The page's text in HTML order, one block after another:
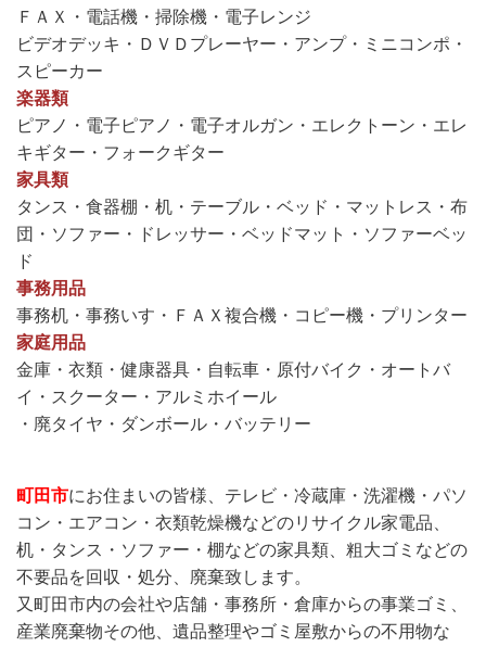
ＦＡＸ・電話機・掃除機・電子レンジ
ビデオデッキ・ＤＶＤプレーヤー・アンプ・ミニコンポ・
スピーカー
楽器類
ピアノ・電子ピアノ・電子オルガン・エレクトーン・エレ
キギター・フォークギター
家具類
タンス・食器棚・机・テーブル・ベッド・マットレス・布
団・ソファー・ドレッサー・ベッドマット・ソファーベッ
ド
事務用品
事務机・事務いす・ＦＡＸ複合機・コピー機・プリンター
家庭用品
金庫・衣類・健康器具・自転車・原付バイク・オートバ
イ・スクーター・アルミホイール
・廃タイヤ・ダンボール・バッテリー
町田市にお住まいの皆様、テレビ・冷蔵庫・洗濯機・パソ
コン・エアコン・衣類乾燥機などのリサイクル家電品、
机・タンス・ソファー・棚などの家具類、粗大ゴミなどの
不要品を回収・処分、廃棄致します。
又町田市内の会社や店舗・事務所・倉庫からの事業ゴミ、
産業廃棄物その他、遺品整理やゴミ屋敷からの不用物な